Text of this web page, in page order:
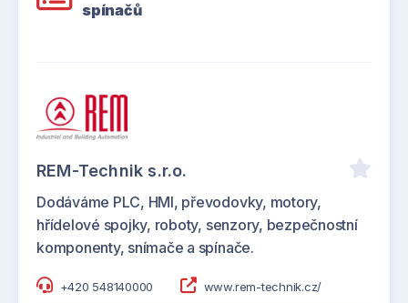
spínačů
REM-Technik s.r.o.
Dodáváme PLC, HMI, převodovky, motory,
hřídelové spojky, roboty, senzory, bezpečnostní
komponenty, snímače a spínače.
+420 548140000 www.rem-technik.cz/